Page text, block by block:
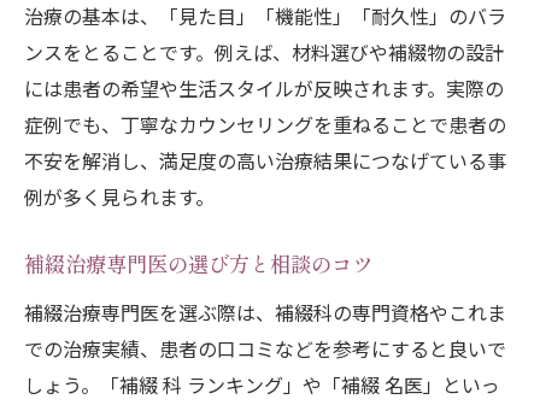
治療の基本は、「見た目」「機能性」「耐久性」のバラ
ンスをとることです。例えば、材料選びや補綴物の設計
には患者の希望や生活スタイルが反映されます。実際の
症例でも、丁寧なカウンセリングを重ねることで患者の
不安を解消し、満足度の高い治療結果につなげている事
例が多く見られます。
補綴治療専門医の選び方と相談のコツ
補綴治療専門医を選ぶ際は、補綴科の専門資格やこれま
での治療実績、患者の口コミなどを参考にすると良いで
しょう。「補綴 科 ランキング」や「補綴 名医」といっ